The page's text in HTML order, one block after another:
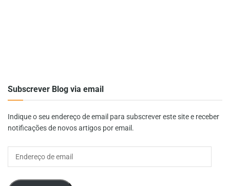
Subscrever Blog via email
Indique o seu endereço de email para subscrever este site e receber
notificações de novos artigos por email.